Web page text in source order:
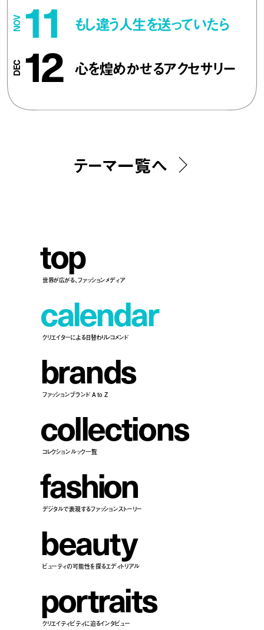
11 もし違う人生を送っていたら
12 心を煌めかせるアクセサリー
テーマ一覧へ
top
世界が広がる、ファッションメディア
calendar
クリエイターによる日替わりレコメンド
brands
ファッションブランド A to Z
collections
コレクションルック一覧
fashion
デジタルで表現するファッションストーリー
beauty
ビューティの可能性を探るエディトリアル
portraits
クリエイティビティに迫るインタビュー